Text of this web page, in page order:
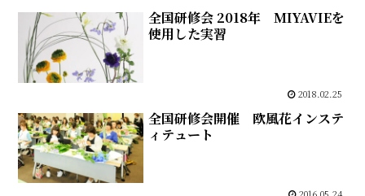
全国研修会 2018年 MIYAVIEを
使用した実習
2018.02.25
全国研修会開催 欧風花インステ
ィテュート